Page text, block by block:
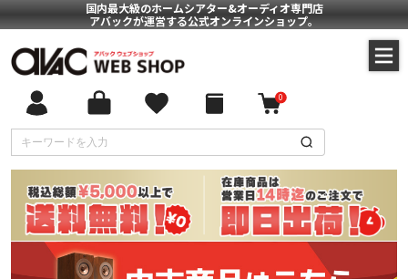
国内最大級のホームシアター&オーディオ専門店
アバックが運営する公式オンラインショップ。
0